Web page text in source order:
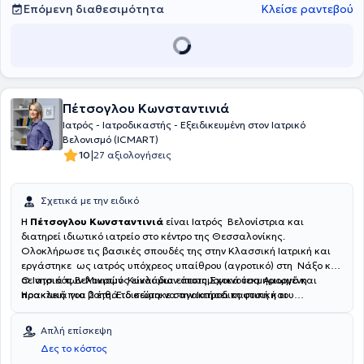
Επόμενη διαθεσιμότητα Κλείσε ραντεβού
Πέτσογλου Κωνσταντινιά
Ιατρός - Ιατροδικαστής - Εξειδικευμένη στον Ιατρικό
Βελονισμό (ICMART)
10|27 αξιολογήσεις
Σχετικά με την ειδικό
Η Πέτσογλου Κωνσταντινιά είναι Ιατρός Βελονίστρια και
διατηρεί ιδιωτικό ιατρείο στο κέντρο της Θεσσαλονίκης.
Ολοκλήρωσε τις βασικές σπουδές της στην Κλασσική Ιατρική και
εργάστηκε ως ιατρός υπόχρεος υπαίθρου (αγροτικό) στη Νάξο και
σε νησιά των Μικρών Κυκλάδων όπως Σχοινούσα Αμοργό και
Ηρακλειά για 2 έτη. Ειδικεύτηκε στην Ιατροδικαστική και
Αριστοτέλειο Πανεπιστήμιο Θεσσαλονίκης και στο Πανεπιστημιακό
Γενικό Νοσοκομείο Θεσσαλονίκης ΑΧΕΠΑ, λαμβάνοντας την
ειδικότητα του Ιατροδικαστή. Συνέχισε την εκπαίδευσή της στη
Ο Ιατρικός Βελονισμός είναι μια επιστημονικά τεκμηριωμένη
πρακτική που βοηθά το σώμα να ανακτήσει τη φυσική του
υγεία, μειώνει τον πόνο και συμβάλλει στην ολιστική ευεξία.
Απλή επίσκεψη
Δες το κόστος